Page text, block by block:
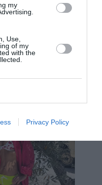
my
Use,
of my
with the
Privacy Policy
γράφει
clothes.”